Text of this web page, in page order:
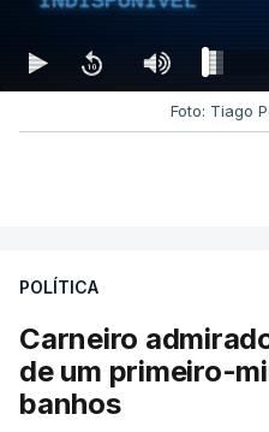
Foto: Tiago
POLÍTICA
Carneiro
de um primeiro-
banhos